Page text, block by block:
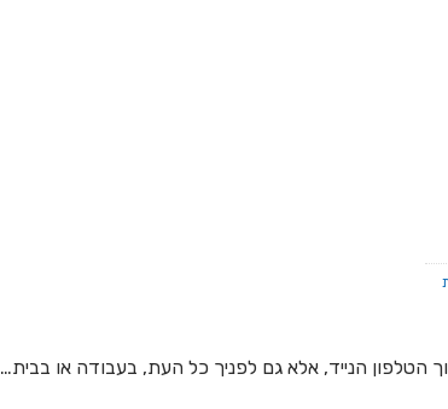
הטלפון הנייד, אלא גם לפניך כל העת, בעבודה או בבית…